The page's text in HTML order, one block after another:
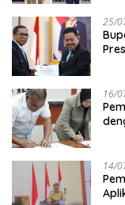
25/
16/
14/